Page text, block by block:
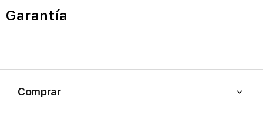
Garantía
Comprar